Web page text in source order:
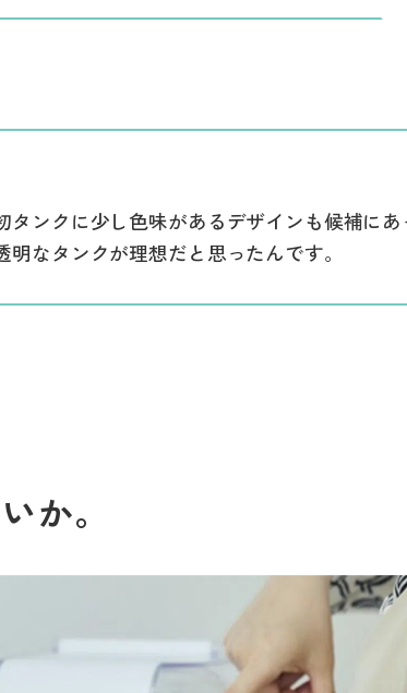
ンクに少し色味があるデザインも候補に
なタンクが理想だと思ったんです。
か。